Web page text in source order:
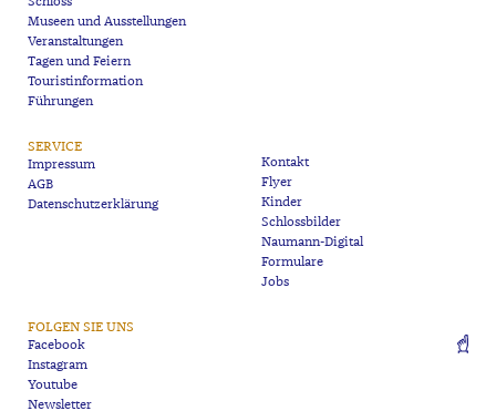
Museen und Ausstellungen
Veranstaltungen
Tagen und Feiern
Touristinformation
Führungen
SERVICE
Impressum
AGB
Datenschutzerklärung
Kontakt
Flyer
Kinder
Schlossbilder
Naumann-Digital
Formulare
Jobs
FOLGEN SIE UNS
Facebook
Instagram
Youtube
Newsletter